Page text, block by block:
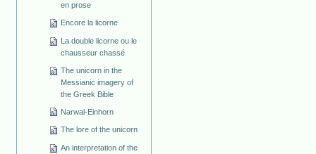
en prose
Encore la licorne
La double licorne ou le
chausseur chassé
The unicorn in the
Messianic imagery of
the Greek Bible
Narwal-Einhorn
The lore of the unicorn
An interpretation of the